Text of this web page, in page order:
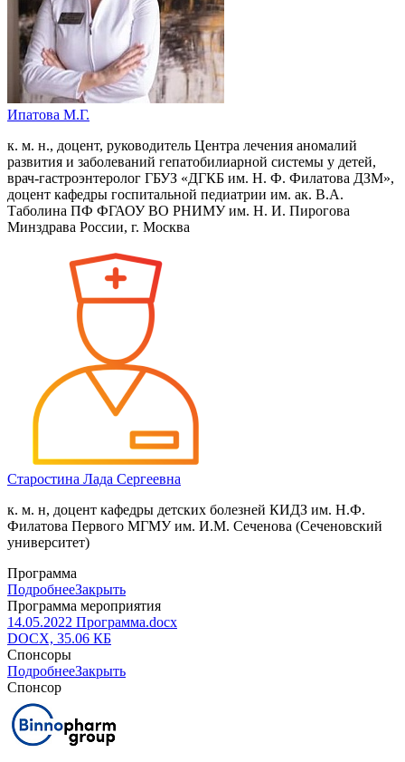
Ипатова М.Г.
к. м. н., доцент, руководитель Центра лечения аномалий
развития и заболеваний гепатобилиарной системы у детей,
врач-гастроэнтеролог ГБУЗ «ДГКБ им. Н. Ф. Филатова ДЗМ»,
доцент кафедры госпитальной педиатрии им. ак. В.А.
Таболина ПФ ФГАОУ ВО РНИМУ им. Н. И. Пирогова
Минздрава России, г. Москва
Старостина Лада Сергеевна
к. м. н, доцент кафедры детских болезней КИДЗ им. Н.Ф.
Филатова Первого МГМУ им. И.М. Сеченова (Сеченовский
университет)
Программа
ПодробнееЗакрыть
Программа мероприятия
14.05.2022 Программа.docx
DOCX, 35.06 КБ
Спонсоры
ПодробнееЗакрыть
Спонсор